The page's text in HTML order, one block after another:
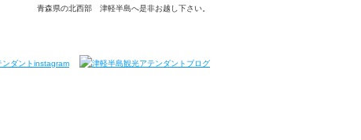
青森県の北西部 津軽半島へ是非お越し下さい。